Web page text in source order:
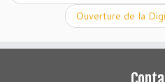
Ouverture de la